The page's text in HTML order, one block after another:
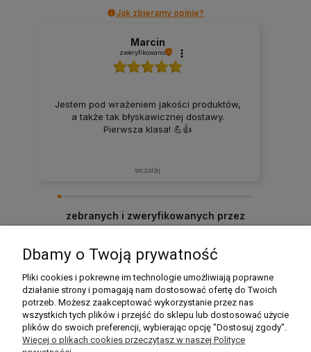
Jak zbieramy opinie?
Marcin
zweryfikowano
Jestem pod wrażeniem jakości produktów,
a także tak błyskawicznej dostawy.
Pierwsza klasa! 💪👍️
wczoraj
zebranych i zweryfikowanych przez
Moje konto
Płatności i dostawa
Dbamy o Twoją prywatność
Pliki cookies i pokrewne im technologie umożliwiają poprawne
działanie strony i pomagają nam dostosować ofertę do Twoich
potrzeb. Możesz zaakceptować wykorzystanie przez nas
wszystkich tych plików i przejść do sklepu lub dostosować użycie
plików do swoich preferencji, wybierając opcję "Dostosuj zgody".
Więcej o plikach cookies przeczytasz w naszej Polityce